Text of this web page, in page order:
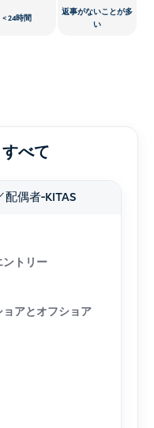
24時間
返事がないことが多
い
べて
配偶者-KITAS
トリー
ョアとオフショア